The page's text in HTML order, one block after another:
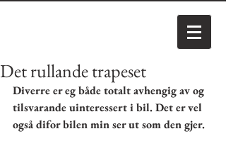
Det rullande trapeset
Diverre er eg både totalt avhengig av og
tilsvarande uinteressert i bil. Det er vel
også difor bilen min ser ut som den gjer.